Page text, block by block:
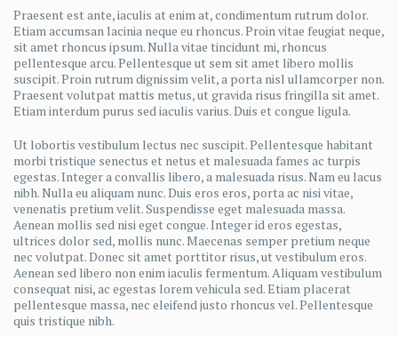
Praesent est ante, iaculis at enim at, condimentum rutrum dolor.
Etiam accumsan lacinia neque eu rhoncus. Proin vitae feugiat neque,
sit amet rhoncus ipsum. Nulla vitae tincidunt mi, rhoncus
pellentesque arcu. Pellentesque ut sem sit amet libero mollis
suscipit. Proin rutrum dignissim velit, a porta nisl ullamcorper non.
Praesent volutpat mattis metus, ut gravida risus fringilla sit amet.
Etiam interdum purus sed iaculis varius. Duis et congue ligula.
Ut lobortis vestibulum lectus nec suscipit. Pellentesque habitant
morbi tristique senectus et netus et malesuada fames ac turpis
egestas. Integer a convallis libero, a malesuada risus. Nam eu lacus
nibh. Nulla eu aliquam nunc. Duis eros eros, porta ac nisi vitae,
venenatis pretium velit. Suspendisse eget malesuada massa.
Aenean mollis sed nisi eget congue. Integer id eros egestas,
ultrices dolor sed, mollis nunc. Maecenas semper pretium neque
nec volutpat. Donec sit amet porttitor risus, ut vestibulum eros.
Aenean sed libero non enim iaculis fermentum. Aliquam vestibulum
consequat nisi, ac egestas lorem vehicula sed. Etiam placerat
pellentesque massa, nec eleifend justo rhoncus vel. Pellentesque
quis tristique nibh.